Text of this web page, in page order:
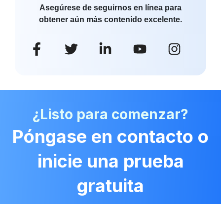
Asegúrese de seguirnos en línea para
obtener aún más contenido excelente.
¿Listo para comenzar?
Póngase en contacto o
inicie una prueba
gratuita